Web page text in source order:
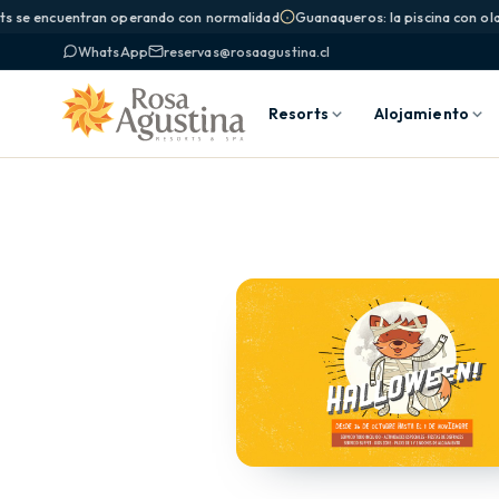
se encuentran operando con normalidad
Guanaqueros: la piscina con
WhatsApp
reservas@rosaagustina.cl
Resorts Alojamiento